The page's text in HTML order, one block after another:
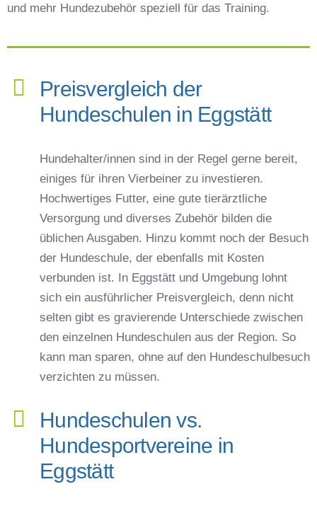
und mehr Hundezubehör speziell für das Training.
Preisvergleich der
Hundeschulen in Eggstätt
Hundehalter/innen sind in der Regel gerne bereit,
einiges für ihren Vierbeiner zu investieren.
Hochwertiges Futter, eine gute tierärztliche
Versorgung und diverses Zubehör bilden die
üblichen Ausgaben. Hinzu kommt noch der Besuch
der Hundeschule, der ebenfalls mit Kosten
verbunden ist. In Eggstätt und Umgebung lohnt
sich ein ausführlicher Preisvergleich, denn nicht
selten gibt es gravierende Unterschiede zwischen
den einzelnen Hundeschulen aus der Region. So
kann man sparen, ohne auf den Hundeschulbesuch
verzichten zu müssen.
Hundeschulen vs.
Hundesportvereine in
Eggstätt